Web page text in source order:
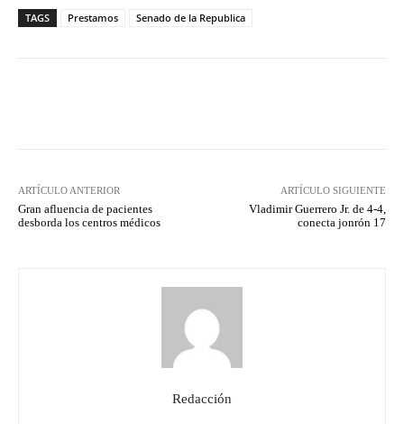
TAGS Prestamos Senado de la Republica
ARTÍCULO ANTERIOR
Gran afluencia de pacientes
desborda los centros médicos
ARTÍCULO SIGUIENTE
Vladimir Guerrero Jr. de 4-4,
conecta jonrón 17
Redacción